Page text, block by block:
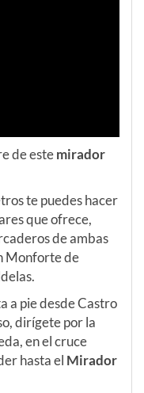
de estemirador
te puedes hacer
que ofrece,
de ambas
Monforte de
a pie desde Castro
dirígete por la
en el cruce
hasta el Mirador